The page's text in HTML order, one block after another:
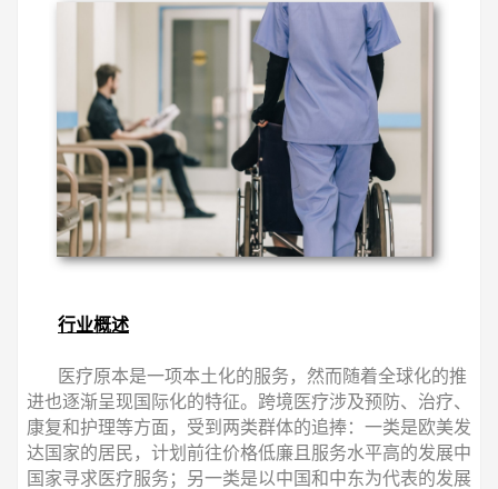
行业概述
医疗原本是一项本土化的服务，然而随着全球化的推
进也逐渐呈现国际化的特征。跨境医疗涉及预防、治疗、
康复和护理等方面，受到两类群体的追捧：一类是欧美发
达国家的居民，计划前往价格低廉且服务水平高的发展中
国家寻求医疗服务；另一类是以中国和中东为代表的发展